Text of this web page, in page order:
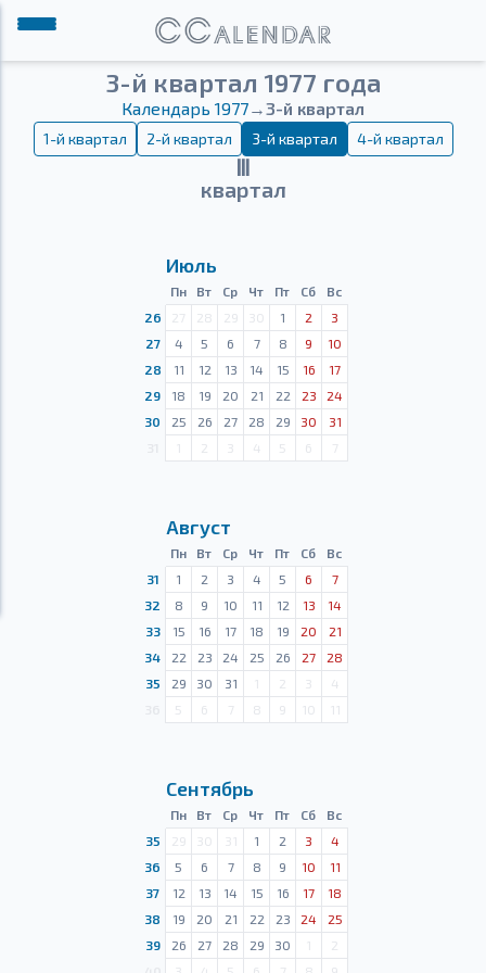
3-й квартал 1977 года
Календарь 1977→3-й квартал
1-й квартал 2-й квартал 3-й квартал 4-й квартал
Ⅲ
квартал
Июль
Пн Вт Ср Чт Пт Сб
Вс
26
27 28 29 30 1 2
3
27
4 5 6 7 8 9
10
28
11 12 13 14 15 16
17
29
18 19 20 21 22 23
24
30
25 26 27 28 29 30
31
1 2 3 4 5 6 7
Август
Пн Вт Ср Чт Пт Сб
Вс
31
1 2 3 4 5 6
7
32
8 9 10 11 12 13
14
33
15 16 17 18 19 20
21
34
22 23 24 25 26 27
28
35
29 30 31 1 2 3
4
5 6 7 8 9 10 11
Сентябрь
Пн Вт Ср Чт Пт Сб
Вс
35
29 30 31 1 2 3
4
36
5 6 7 8 9 10
11
37
12 13 14 15 16 17
18
38
19 20 21 22 23 24
25
39
26 27 28 29 30 1
2